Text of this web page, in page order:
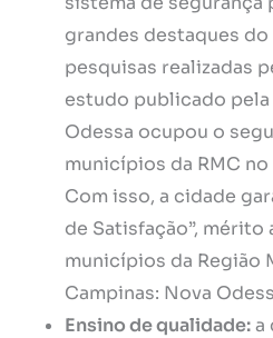
grandes destaques
pesquisas realizadas
estudo publicado
Odessa ocupou o
municípios da RMC
Com isso, a cidade
de Satisfação”,
municípios da Região
Campinas: Nova
Ensino de qualidade:a